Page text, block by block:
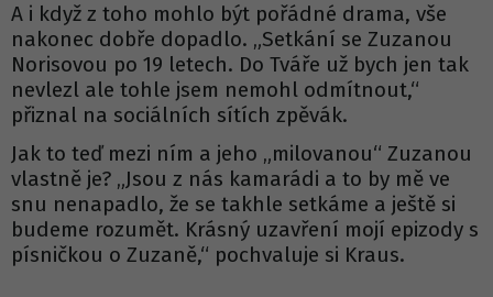
A i když z toho mohlo být pořádné drama, vše
nakonec dobře dopadlo. „Setkání se Zuzanou
Norisovou po 19 letech. Do Tváře už bych jen tak
nevlezl ale tohle jsem nemohl odmítnout,“
přiznal na sociálních sítích zpěvák.
Jak to teď mezi ním a jeho „milovanou“ Zuzanou
vlastně je? „Jsou z nás kamarádi a to by mě ve
snu nenapadlo, že se takhle setkáme a ještě si
budeme rozumět. Krásný uzavření mojí epizody s
písničkou o Zuzaně,“ pochvaluje si Kraus.